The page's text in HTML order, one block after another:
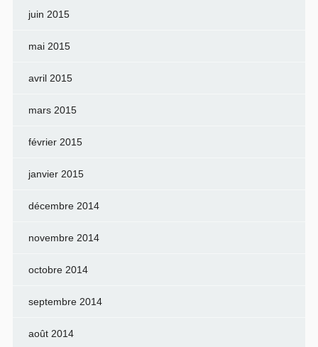
juin 2015
mai 2015
avril 2015
mars 2015
février 2015
janvier 2015
décembre 2014
novembre 2014
octobre 2014
septembre 2014
août 2014